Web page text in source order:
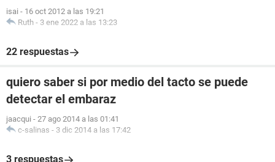
isai - 16 oct 2012 a las 19:21
Ruth - 3 ene 2022 a las 13:23
22 respuestas
quiero saber si por medio del tacto se puede
detectar el embaraz
jaacqui - 27 ago 2014 a las 01:41
c-salinas - 3 dic 2014 a las 17:42
3 respuestas